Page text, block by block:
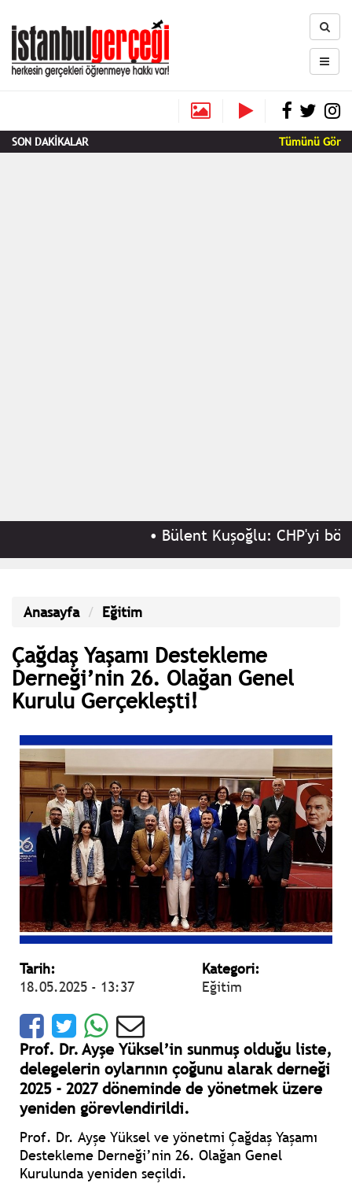
SON DAKİKALAR Tümünü Gör
Bülent Kuşoğlu: CHP'yi
Anasayfa Eğitim
Çağdaş Yaşamı Destekleme
Derneği’nin 26. Olağan Genel
Kurulu Gerçekleşti!
Tarih:
18.05.2025 - 13:37
Kategori:
Eğitim
Prof. Dr. Ayşe Yüksel’in sunmuş olduğu liste,
delegelerin oylarının çoğunu alarak derneği
2025 - 2027 döneminde de yönetmek üzere
yeniden görevlendirildi.
Prof. Dr. Ayşe Yüksel ve yönetmi Çağdaş Yaşamı
Destekleme Derneği’nin 26. Olağan Genel
Kurulunda yeniden seçildi.